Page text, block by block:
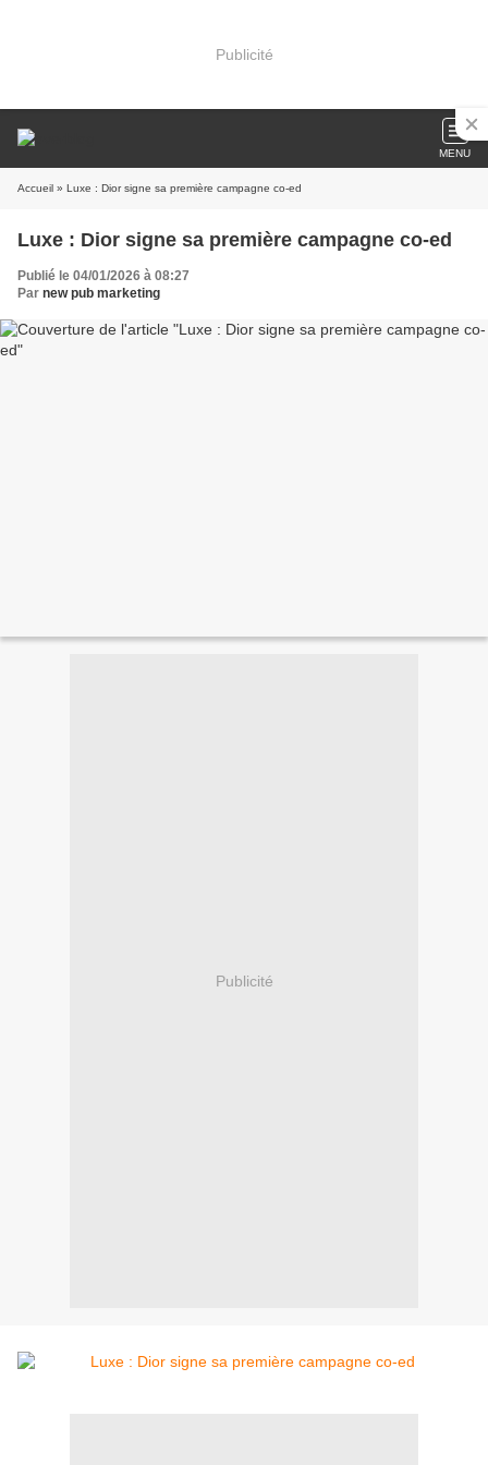
Publicité
MENU
Accueil » Luxe : Dior signe sa première campagne co-ed
Luxe : Dior signe sa première campagne co-ed
Publié le 04/01/2026 à 08:27
Par new pub marketing
Publicité